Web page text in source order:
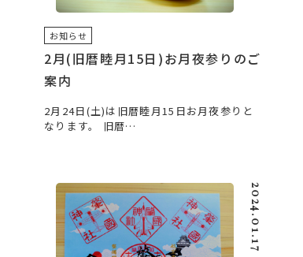
お知らせ
2月(旧暦睦月15日)お月夜参りのご
案内
2月24日(土)は旧暦睦月15日お月夜参りと
なります。 旧暦…
2024.01.17